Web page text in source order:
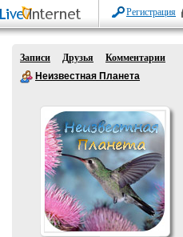
Регистрация
Записи Друзья
Комментарии
Неизвестная Планета